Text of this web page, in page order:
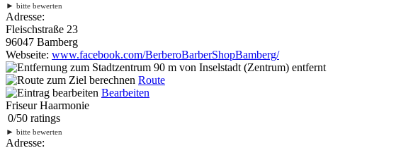
► bitte bewerten
Adresse:
Fleischstraße 23
96047 Bamberg
Webseite: www.facebook.com/BerberoBarberShopBamberg/
90 m von Inselstadt (Zentrum) entfernt
Route
Bearbeiten
Friseur Haarmonie
0/50 ratings
► bitte bewerten
Adresse: